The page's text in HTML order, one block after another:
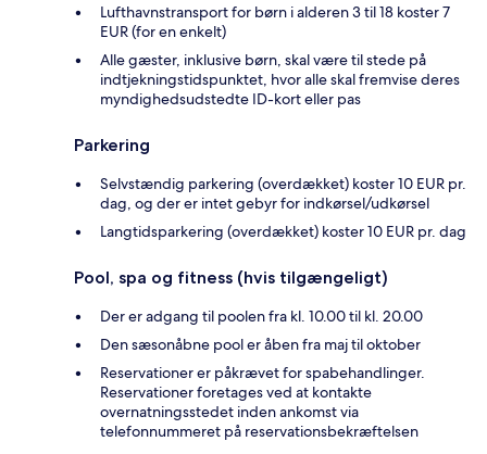
Lufthavnstransport for børn i alderen 3 til 18 koster 7
EUR (for en enkelt)
Alle gæster, inklusive børn, skal være til stede på
indtjekningstidspunktet, hvor alle skal fremvise deres
myndighedsudstedte ID-kort eller pas
Parkering
Selvstændig parkering (overdækket) koster 10 EUR pr.
dag, og der er intet gebyr for indkørsel/udkørsel
Langtidsparkering (overdækket) koster 10 EUR pr. dag
Pool, spa og fitness (hvis tilgængeligt)
Der er adgang til poolen fra kl. 10.00 til kl. 20.00
Den sæsonåbne pool er åben fra maj til oktober
Reservationer er påkrævet for spabehandlinger.
Reservationer foretages ved at kontakte
overnatningsstedet inden ankomst via
telefonnummeret på reservationsbekræftelsen